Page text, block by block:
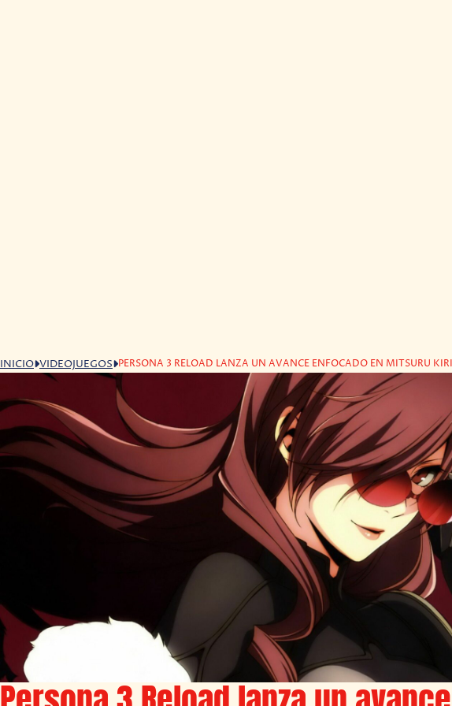
INICIO VIDEOJUEGOS PERSONA 3 RELOAD LANZA UN AVANCE ENFOCADO EN MITSURU